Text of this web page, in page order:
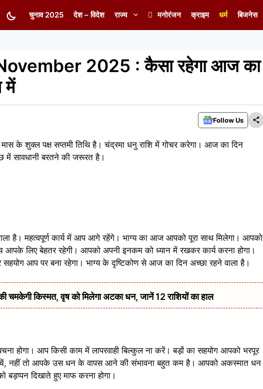
चुनाव 2025 देश – विदेश राज्य मनोरंजन क्राइम धर्म बिजनेस
2025 : कैसा रहेगा आज का
में
Follow Us
मास के शुक्ल पक्ष सप्तमी तिथि है। चंद्रमा धनु राशि में गोचर करेगा। आज का दिन
में सावधानी बरतने की जरूरत है।
है। महत्वपूर्ण कार्य में आप आगे रहेंगे। भाग्य का आज आपको पूरा साथ मिलेगा। आपको
लिए बेहतर रहेगी। आपको अपनी इनकम को ध्यान में रखकर कार्य करना होगा।
आप पर बना रहेगा। भाग्य के दृष्टिकोण से आज का दिन अच्छा रहने वाला है।
किस्मत, वृष को मिलेगा अटका धन, जानें 12 राशियों का हाल
होगा। आप किसी काम में लापरवाही बिल्कुल ना करें। बड़ों का सहयोग आपको भरपूर
नहीं तो आपके उस धन के वापस आने की संभावना बहुत कम है। आपको अकस्मात धन
दिखाते हुए माफ करना होगा।